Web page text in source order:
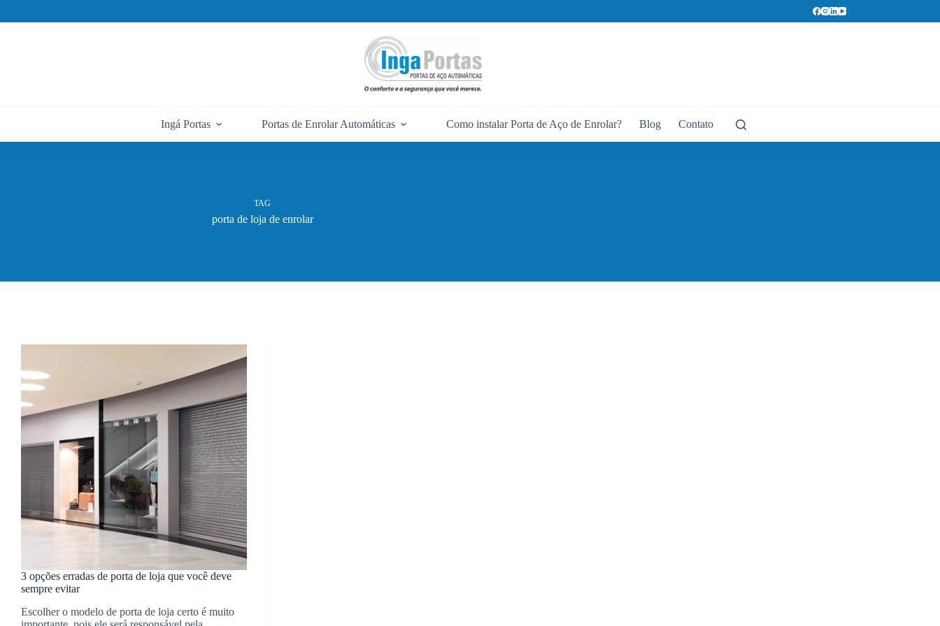
Ingá Portas Portas de Enrolar Automáticas Como instalar Porta de Aço de Enrolar? Blog Contato
TAG
porta de loja de enrolar
3 opções erradas de porta de loja que você deve
sempre evitar
Escolher o modelo de porta de loja certo é muito